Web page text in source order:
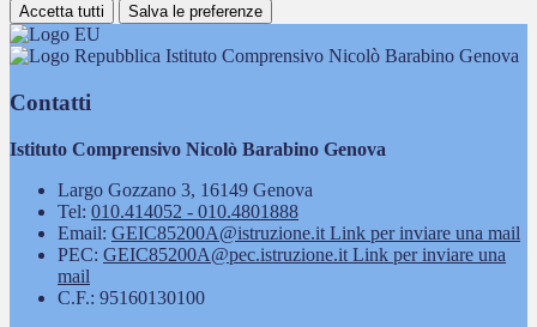
Accetta tutti Salva le preferenze
Istituto Comprensivo Nicolò Barabino Genova
Contatti
Istituto Comprensivo Nicolò Barabino Genova
Largo Gozzano 3, 16149 Genova
Tel: 010.414052 - 010.4801888
Email: GEIC85200A@istruzione.it Link per inviare una mail
PEC: GEIC85200A@pec.istruzione.it Link per inviare una
mail
C.F.: 95160130100